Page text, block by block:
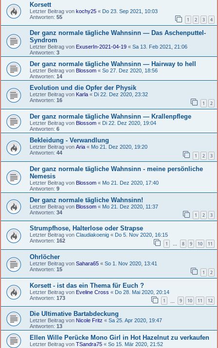
Korsett
Letzter Beitrag von kochy25 « Do 23. Sep 2021, 10:03
Antworten: 55 1 2 3 4
Der ganz normale tägliche Wahnsinn — Das Aschenputtel-
Syndrom
Letzter Beitrag von ExuserIn-2021-04-19 « Sa 13. Feb 2021, 21:06
Antworten: 3
Der ganz normale tägliche Wahnsinn — Hairway to hell
Letzter Beitrag von Blossom « So 27. Dez 2020, 18:56
Antworten: 14
Evolution und die Opfer der Physik
Letzter Beitrag von Karla « Di 22. Dez 2020, 23:32
Antworten: 16 1 2
Der ganz normale tägliche Wahnsinn — Krallenpflege
Letzter Beitrag von Blossom « Di 22. Dez 2020, 19:04
Antworten: 6
Bekleidung - Verwandlung
Letzter Beitrag von Aria « Mo 21. Dez 2020, 19:20
Antworten: 44 1 2 3
Der ganz normale tägliche Wahnsinn - meine persönliche
Nemesis
Letzter Beitrag von Blossom « Mo 21. Dez 2020, 17:40
Antworten: 9
Der ganz normale tägliche Wahnsinn!
Letzter Beitrag von Blossom « Mo 21. Dez 2020, 11:37
Antworten: 34 1 2 3
Strumpfhose, Halterlose oder Strapse
Letzter Beitrag von Claudiakoenig « Do 5. Nov 2020, 16:15
Antworten: 162 1 … 8 9 10 11
Ohrlöcher
Letzter Beitrag von Sahara65 « So 1. Nov 2020, 13:41
Antworten: 15 1 2
Korsett - ist das ein Thema für Euch ?
Letzter Beitrag von Eveline Cross « Do 28. Mai 2020, 20:14
Antworten: 173 1 9 10 11 12
Die Ultimative Bartabdeckung
Letzter Beitrag von Nicole Fritz « Sa 25. Apr 2020, 19:47
Antworten: 13
Ellen Wille Perücke Mono Girl in Hot Hazelnut zu verkaufen
Letzter Beitrag von TSandra75 « So 15. Mär 2020, 21:52